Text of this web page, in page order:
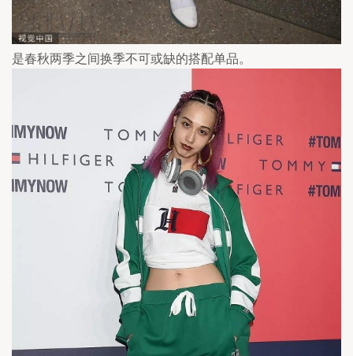
是春秋两季之间换季不可或缺的搭配单品。